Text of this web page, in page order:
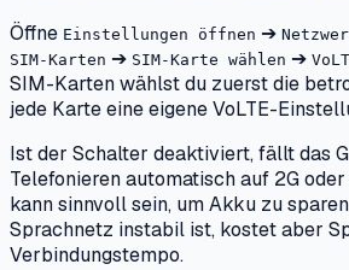
Öffne Einstellungen öffnen ➔
SIM-Karten ➔ SIM-Karte wählen ➔
SIM-Karten wählst du zuerst die
jede Karte eine eigene VoLTE-
Ist der Schalter deaktiviert, fällt das
Telefonieren automatisch auf 2G
kann sinnvoll sein, um Akku zu
Sprachnetz instabil ist, kostet aber
Verbindungstempo.